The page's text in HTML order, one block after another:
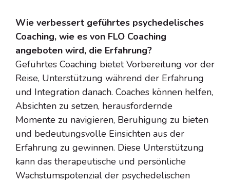
Wie verbessert geführtes psychedelisches
Coaching, wie es von FLO Coaching
angeboten wird, die Erfahrung?
Geführtes Coaching bietet Vorbereitung vor der
Reise, Unterstützung während der Erfahrung
und Integration danach. Coaches können helfen,
Absichten zu setzen, herausfordernde
Momente zu navigieren, Beruhigung zu bieten
und bedeutungsvolle Einsichten aus der
Erfahrung zu gewinnen. Diese Unterstützung
kann das therapeutische und persönliche
Wachstumspotenzial der psychedelischen